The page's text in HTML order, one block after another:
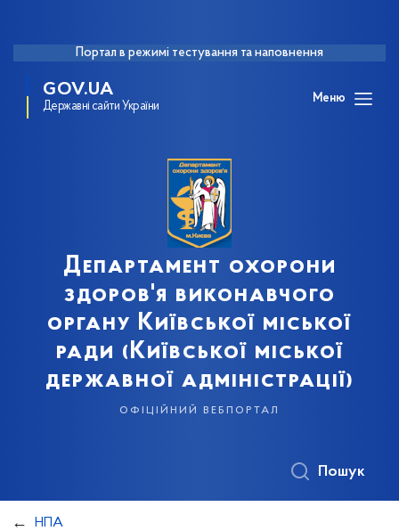
Портал в режимі тестування та наповнення
GOV.UA
Державні сайти України
Меню
Департамент охорони
здоров'я виконавчого
органу Київської міської
ради (Київської міської
державної адміністрації)
офіційний вебпортал
Пошук
НПА